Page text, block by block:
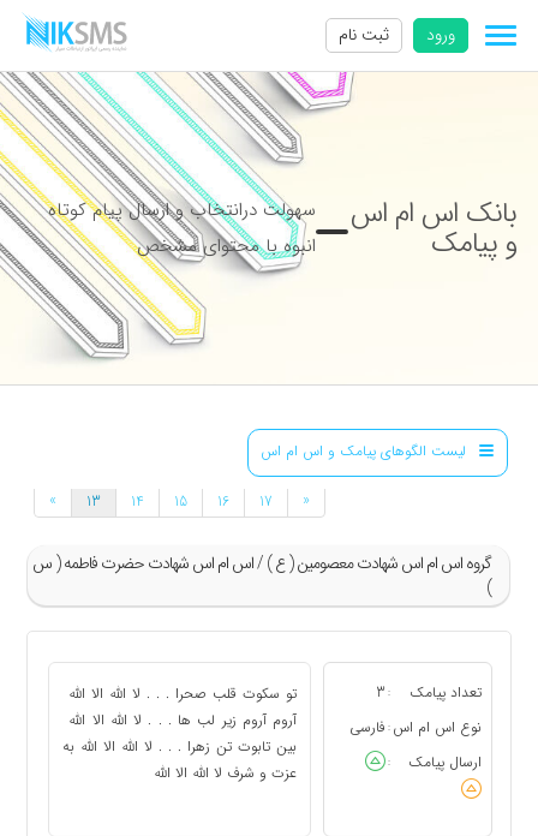
ورود ثبت نام
بانک اس ام اس
و پیامک
سهولت درانتخاب و ارسال پیام کوتاه
انبوه با محتوای مشخص
لیست الگوهای پیامک و اس ام اس
گروه اس ام اس شهادت معصومين ( ع ) / اس ام اس شهادت حضرت فاطمه ( س
)
» 13 14 15 16 17 «
تعداد پیامک :
3
نوع اس ام اس : فارسی
ارسال پیامک
:
تو سکوت قلب صحرا . . . لا الله الا الله
آروم آروم زیر لب ها . . . لا الله الا الله
بین تابوت تن زهرا . . . لا الله الا الله به
عزت و شرف لا الله الا الله